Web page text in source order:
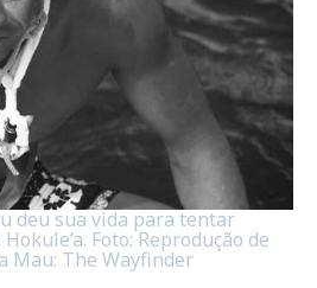
deu sua vida para tentar
Foto: Reprodução de
Mau: The Wayfinder